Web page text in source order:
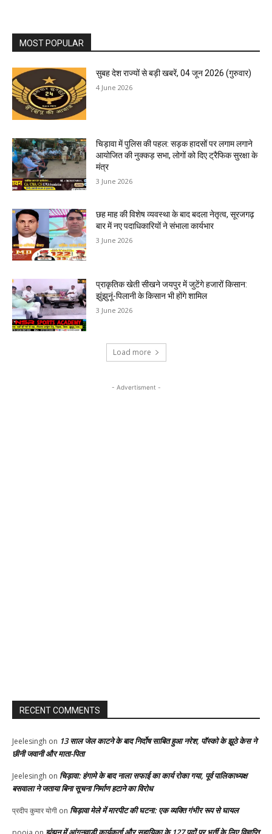
MOST POPULAR
सुबह देश राज्यों से बड़ी खबरें, 04 जून 2026 (गुरुवार)
4 June 2026
चिड़ावा में पुलिस की पहल: सड़क हादसों पर लगाम लगाने
आयोजित की नुक्कड़ सभा, लोगों को दिए ट्रैफिक सुरक्षा के
मंत्र
3 June 2026
छह माह की विशेष व्यवस्था के बाद बदला नेतृत्व, सूरजगढ़
बार में नए पदाधिकारियों ने संभाला कार्यभार
3 June 2026
प्राकृतिक खेती सीखने जयपुर में जुटेंगे हजारों किसान:
झुंझुनूं-पिलानी के किसान भी होंगे शामिल
3 June 2026
Load more
- Advertisment -
RECENT COMMENTS
Jeelesingh on 13 साल जेल काटने के बाद निर्दोष साबित हुआ नरेश, पॉस्को के झूठे केस ने
छीनी जवानी और माता-पिता
Jeelesingh on चिड़ावा: हंगामे के बाद नाला सफाई का कार्य रोका गया, पूर्व पालिकाध्यक्ष
बसवाला ने जताया बिना सूचना निर्माण हटाने का विरोध
प्रदीप कुमार योगी on चिड़ावा मेले में मारपीट की घटना: एक व्यक्ति गंभीर रूप से घायल